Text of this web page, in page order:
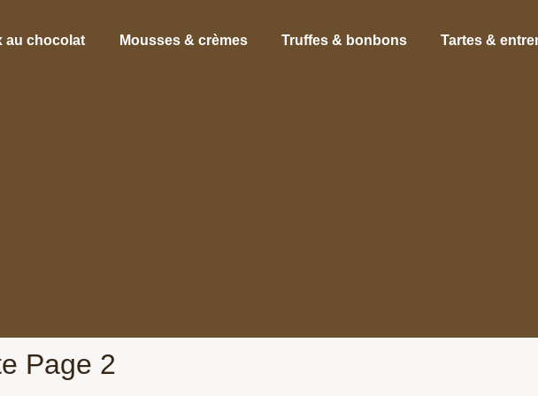
au chocolat Mousses & crèmes Truffes & bonbons Tartes &
Page 2